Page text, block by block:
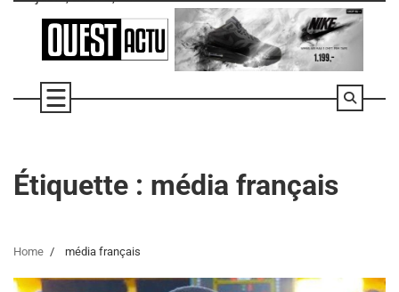
Étiquette : média français
Home média français